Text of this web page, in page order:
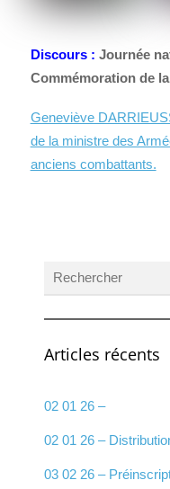
Discours : Journée
Commémoration de
Geneviève
de la ministre des
anciens combattants.
Rechercher
Articles récents
02 01 26 –
02 01 26 –
03 02 26 –